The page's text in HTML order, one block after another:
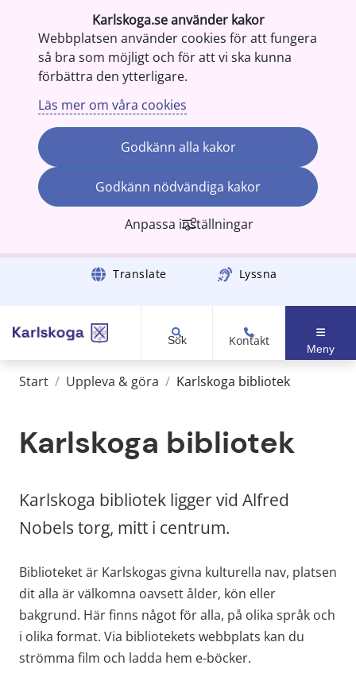
Karlskoga.se använder kakor
Webbplatsen använder cookies för att fungera
så bra som möjligt och för att vi ska kunna
förbättra den ytterligare.
Läs mer om våra cookies
Godkänn alla kakor
Godkänn nödvändiga kakor
Anpassa inställningar
Gå till innehåll Translate Lyssna
Sök Kontakt
Meny
Start / Uppleva & göra / Karlskoga bibliotek
Karlskoga bibliotek
Karlskoga bibliotek ligger vid Alfred
Nobels torg, mitt i centrum.
Biblioteket är Karlskogas givna kulturella nav, platsen
dit alla är välkomna oavsett ålder, kön eller
bakgrund. Här finns något för alla, på olika språk och
i olika format. Via bibliotekets webbplats kan du
strömma film och ladda hem e-böcker.